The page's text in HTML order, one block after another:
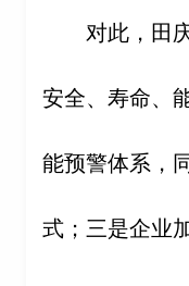
对此，田
安全、寿命、
能预警体系，
式；三是企业